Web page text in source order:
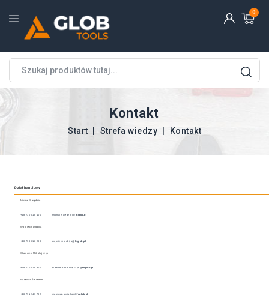
0
Kontakt
Start Strefa wiedzy Kontakt
Dział handlowy
Michał Swędzioł
+48 730 018 100 michal.swedziol@fnglob.pl
Wojciech Dobija
+48 730 018 200 wojciech.dobija@fnglob.pl
Sławomir Mikołajczyk
+48 730 018 300 slawomir.mikolajczyk @fnglob.pl
Mateusz Światłoń
+48 791 943 702 mateusz.swiatlon @fnglob.pl